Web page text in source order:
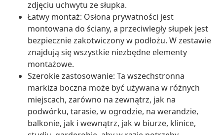
zdjęciu uchwytu ze słupka.
Łatwy montaż: Osłona prywatności jest
montowana do ściany, a przeciwległy słupek jest
bezpiecznie zakotwiczony w podłożu. W zestawie
znajdują się wszystkie niezbędne elementy
montażowe.
Szerokie zastosowanie: Ta wszechstronna
markiza boczna może być używana w różnych
miejscach, zarówno na zewnątrz, jak na
podwórku, tarasie, w ogrodzie, na werandzie,
balkonie, jak i wewnątrz, jak w biurze, klinice,